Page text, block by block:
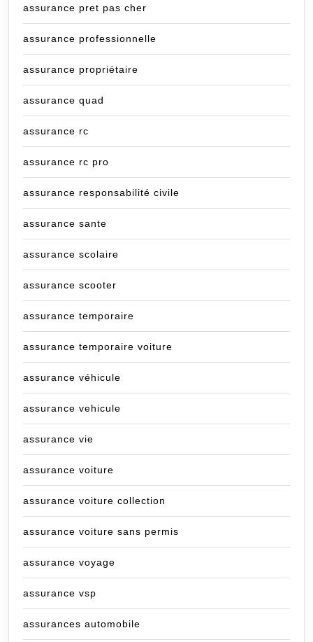
assurance pret pas cher
assurance professionnelle
assurance propriétaire
assurance quad
assurance rc
assurance rc pro
assurance responsabilité civile
assurance sante
assurance scolaire
assurance scooter
assurance temporaire
assurance temporaire voiture
assurance véhicule
assurance vehicule
assurance vie
assurance voiture
assurance voiture collection
assurance voiture sans permis
assurance voyage
assurance vsp
assurances automobile